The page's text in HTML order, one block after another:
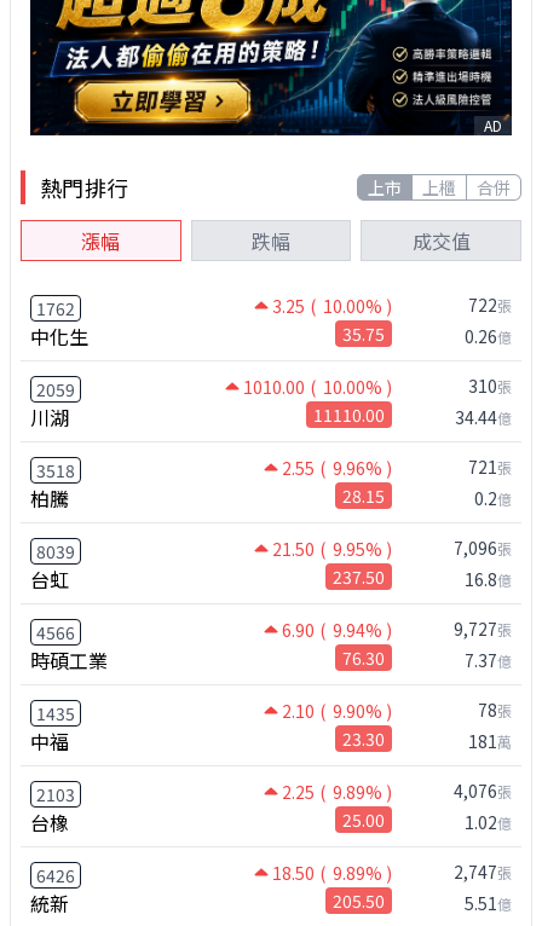
AD
熱門排行 上市 上櫃 合併
漲幅 跌幅 成交值
1762 3.25 ( 10.00% )
中化生 35.75
722張
0.26億
2059 1010.00 ( 10.00% )
川湖 11110.00
310張
34.44億
3518 2.55 ( 9.96% )
柏騰 28.15
721張
0.2億
8039 21.50 ( 9.95% )
台虹 237.50
7,096張
16.8億
4566 6.90 ( 9.94% )
時碩工業 76.30
9,727張
7.37億
1435 2.10 ( 9.90% )
中福 23.30
78張
181萬
2103 2.25 ( 9.89% )
台橡 25.00
4,076張
1.02億
6426 18.50 ( 9.89% )
統新 205.50
2,747張
5.51億